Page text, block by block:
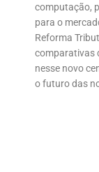
computação,
para o
Reforma
comparativas
nesse novo
o futuro das